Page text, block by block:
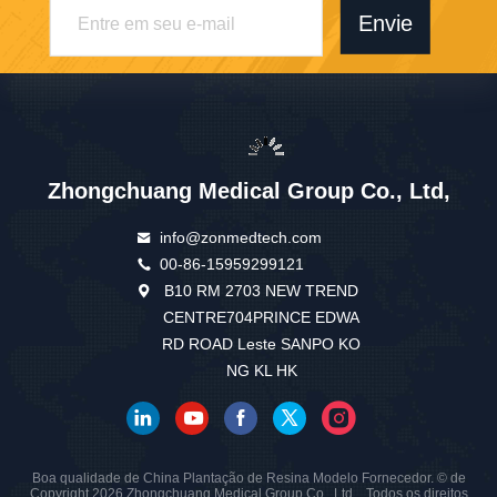
Envie
Zhongchuang Medical Group Co., Ltd,
info@zonmedtech.com
00-86-15959299121
B10 RM 2703 NEW TREND
CENTRE704PRINCE EDWA
RD ROAD Leste SANPO KO
NG KL HK
Boa qualidade de China Plantação de Resina Modelo Fornecedor. © de